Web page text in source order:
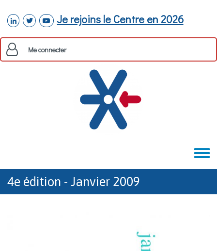
linkedintwitteryoutube
Je rejoins le Centre en 2026
Me connecter
Toggle
4e édition - Janvier 2009